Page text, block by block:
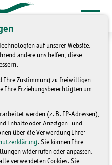
auf unserer Website.
andere uns helfen, diese
Ihre Zustimmung zu freiwilligen
Ihre Erziehungsberechtigten um
werden (z. B. IP-Adressen),
Inhalte oder Anzeigen- und
über die Verwendung Ihrer
. Sie können Ihre
widerrufen oder anpassen.
verwendeten Cookies. Sie